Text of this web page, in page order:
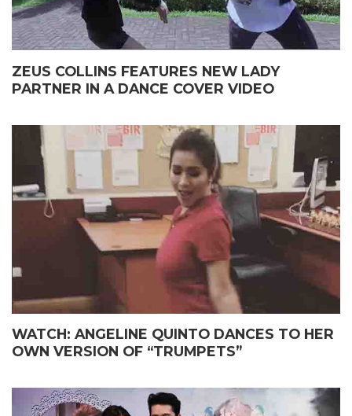
ZEUS COLLINS FEATURES NEW LADY
PARTNER IN A DANCE COVER VIDEO
WATCH: ANGELINE QUINTO DANCES TO HER
OWN VERSION OF “TRUMPETS”